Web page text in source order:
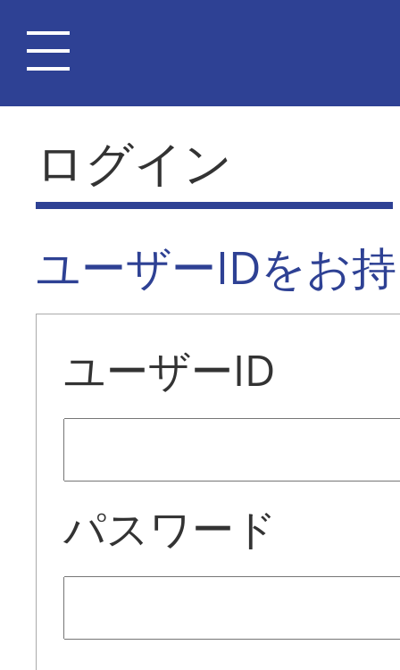
ログイン
ユーザーIDをお
ユーザーID
パスワード